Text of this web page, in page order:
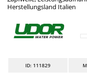
Alu-
Anbaubagger
Astkettensägen
AL-KO
ALA 2000
Alce
Ama
Herstellungsland Italien
ID: 111829